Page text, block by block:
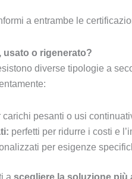
a entrambe le
usato o rigenerato?
diverse tipologie a
carichi pesanti o usi
perfetti per ridurre i costi e
per esigenze
a scegliere la soluzione più